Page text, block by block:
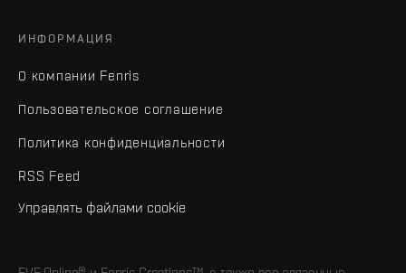
ИНФОРМАЦИЯ
О компании Fenris
Пользовательское соглашение
Политика конфиденциальности
RSS Feed
Управлять файлами cookie